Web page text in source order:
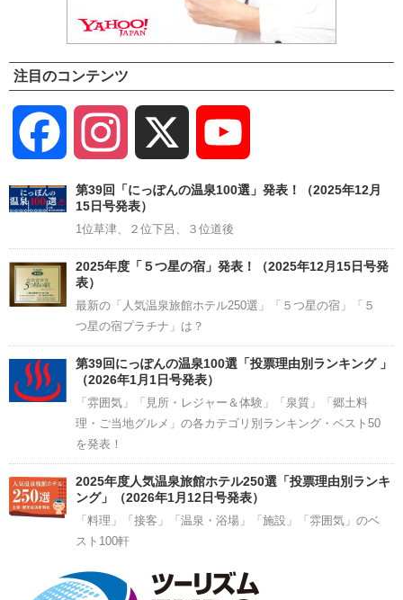
注目のコンテンツ
Facebook Instagram
Channel
第39回「にっぽんの温泉100選」発表！（2025年12月
15日号発表）
1位草津、２位下呂、３位道後
2025年度「５つ星の宿」発表！（2025年12月15日号発
表）
最新の「人気温泉旅館ホテル250選」「５つ星の宿」「５
つ星の宿プラチナ」は？
第39回にっぽんの温泉100選「投票理由別ランキング 」
（2026年1月1日号発表）
「雰囲気」「見所・レジャー＆体験」「泉質」「郷土料
理・ご当地グルメ」の各カテゴリ別ランキング・ベスト50
を発表！
2025年度人気温泉旅館ホテル250選「投票理由別ランキ
ング」（2026年1月12日号発表）
「料理」「接客」「温泉・浴場」「施設」「雰囲気」のベ
スト100軒